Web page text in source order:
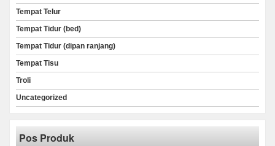
Tempat Telur
Tempat Tidur (bed)
Tempat Tidur (dipan ranjang)
Tempat Tisu
Troli
Uncategorized
Pos Produk